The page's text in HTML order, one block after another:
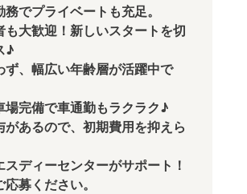
務でプライベートも充足。
も大歓迎！新しいスタートを切
♪
ず、幅広い年齢層が活躍中で
場完備で車通勤もラクラク♪
があるので、初期費用を抑えら
スディーセンターがサポート！
募ください。